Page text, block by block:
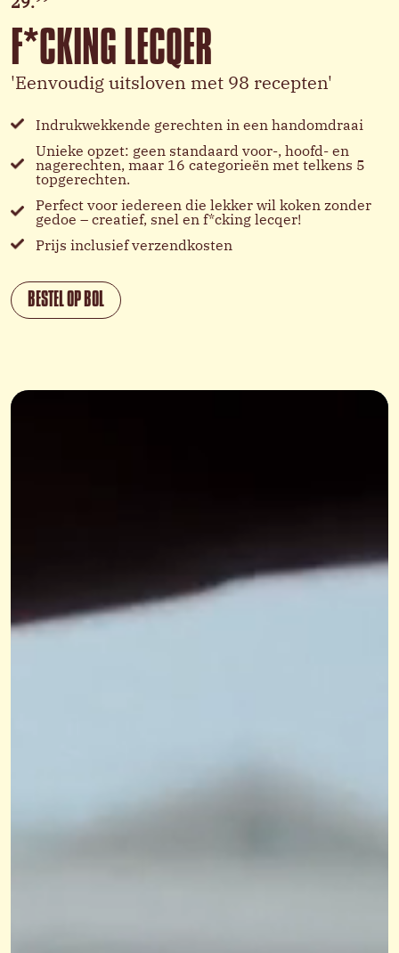
F*CKING LECQER
'Eenvoudig uitsloven met 98 recepten'
Indrukwekkende gerechten in een handomdraai
Unieke opzet: geen standaard voor-, hoofd- en
nagerechten, maar 16 categorieën met telkens 5
topgerechten.
Perfect voor iedereen die lekker wil koken zonder
gedoe – creatief, snel en f*cking lecqer!
Prijs inclusief verzendkosten
BESTEL OP BOL